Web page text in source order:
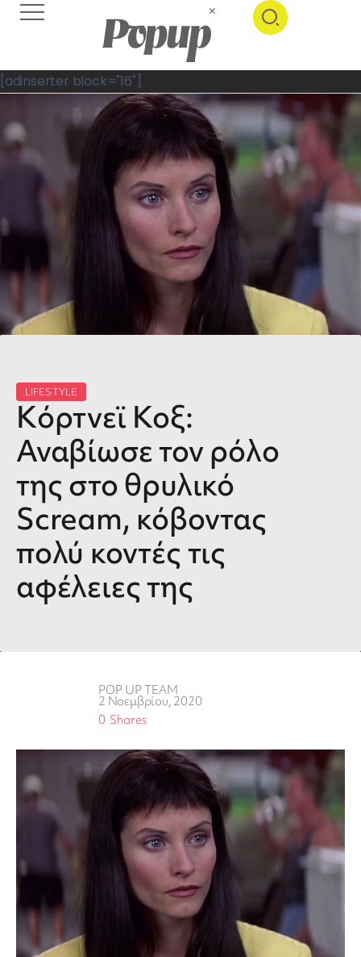
[adinserter block="16"]
LIFESTYLE
Kόρτνεϊ Κοξ:
Αναβίωσε τον ρόλο
της στο θρυλικό
Scream, κόβοντας
πολύ κοντές τις
αφέλειες της
POP UP TEAM
2 Νοεμβρίου, 2020
Shares
0